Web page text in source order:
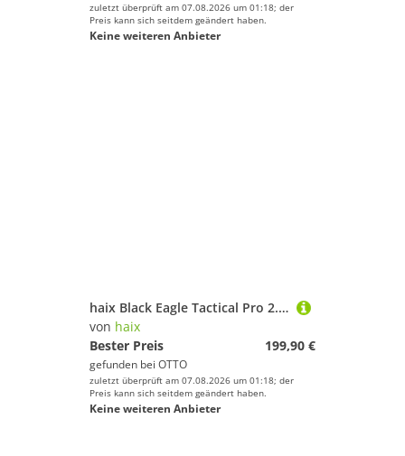
zuletzt überprüft am 07.08.2026 um 01:18; der
Preis kann sich seitdem geändert haben.
Keine weiteren Anbieter
haix Black Eagle Tactical Pro 2.1 GTX mid Black Wanderschuh
von haix
Bester Preis
199,90 €
gefunden bei OTTO
zuletzt überprüft am 07.08.2026 um 01:18; der
Preis kann sich seitdem geändert haben.
Keine weiteren Anbieter